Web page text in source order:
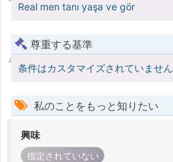
Real men tanı yaşa ve gör
尊重する基準
条件はカスタマイズされていません
私のことをもっと知りたい
興味
指定されていない